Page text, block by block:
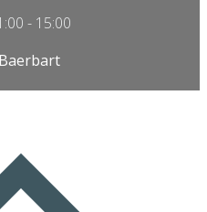
- 15:00